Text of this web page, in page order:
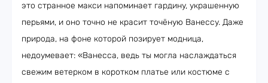
это странное макси напоминает гардину, украшенную
перьями, и оно точно не красит точёную Ванессу. Даже
природа, на фоне которой позирует модница,
недоумевает: «Ванесса, ведь ты могла наслаждаться
свежим ветерком в коротком платье или костюме с